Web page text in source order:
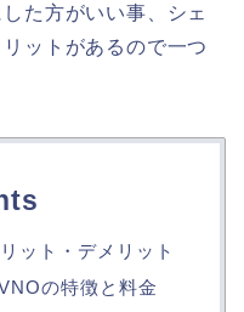
た方がいい事、シェ
ットがあるので一つ
ット・デメリット
の特徴と料金